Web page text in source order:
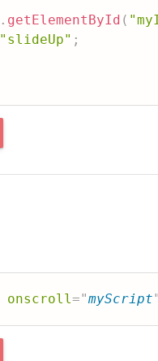
. getElementById (
"slideUp" ;
onscroll="myScript"